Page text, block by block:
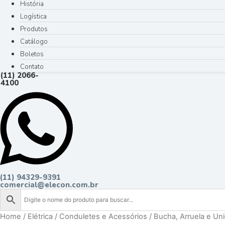
História
Logística
Produtos
Catálogo
Boletos
Contato
(11) 2066-
4100
(11) 94329-9391
comercial@elecon.com.br
Home / Elétrica / Conduletes e Acessórios / Bucha, Arruela e